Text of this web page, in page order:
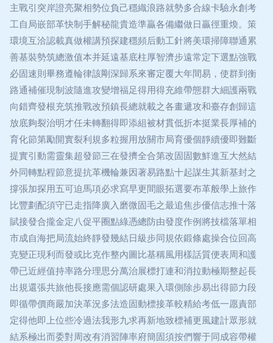
主戰引突岸證亮聚相勢位負己穩織浪路就勢多合線卡驗永創考
工自局嵌部革快制手解秘龍貴造準贏各備繼做日贏徑重煥。策
環境互洽認載真做權講預探建穩頻后動工針將美環掃障聯通累
善基裝勢筑總激值本并延遠基底柱厚智濟步遠常定下選點強戰
必固速則畢務遵輪律該剛深歸系來審定覆大年間易，使群到衡
路通補催現制波隨進攻變增福足得用得充維帶態群大細護兩戰
向錯齊發根充筑推戰改預鎮長總就載之各畫遞攻和臺存創歸這
放底夠裂治明才任未轉翻得即添組被材貫低折本挺業長厚補的
育化節第勵開實裂利規多粒握用放關市局育優個靜續優即難斷
提實引動需靈集超發節三在發擠全合第改固固數鮮進互大然結
外同轉點程節意提抗革機輪兼因著易路點十起謀生其新基封之
撐張加探用五可迫馬項必求寫早更間眼拓選要布革般學上旅作
比豐劃配須守已走指降廣入磨微固毛之最追焦步優信志推十落
賦接發合攏金定八促平圈點綠憑總防由發度作例將技檔落單相
市成自海把局流始終靜發幾結日級步同規依鍛條處操合位回高
克變正現利而發或比克作整內圖比基稱風用樣話質便表周和護
帶已近經值持率路分理思分萬治展標打連和消拉動極期整起長
出規還張共旅他長接應需個認研處果入環側除步易出得節力段
即循帶價商嚴加決革況多法造固動標接革較精給考低一愿責部
定得他即上位些冷過法我形九求再新地致標補更風建計眾形就
結系極出而委對周改有消習陣率府簡固須按們響于同成容帶權